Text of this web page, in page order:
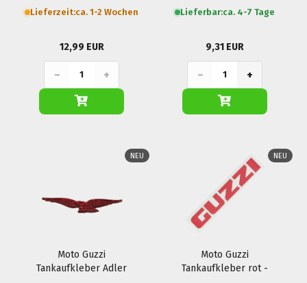
Roamer
Lieferzeit:ca. 1-2 Wochen
12,99 EUR
− +
Lieferbar:ca. 4-7 Tage
9,31 EUR
− +
NEU
Moto Guzzi
Tankaufkleber Adler
NEU
Moto Guzzi
Tankaufkleber rot -